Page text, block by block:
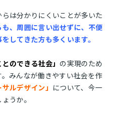
は分かりにくいことが多いた
、周囲に言い出せずに、不便
してきた方も多くいます。
のできる社会」 の実現のため
みんなが働きやすい社会を作
ルデザイン」 について、今一
うか。